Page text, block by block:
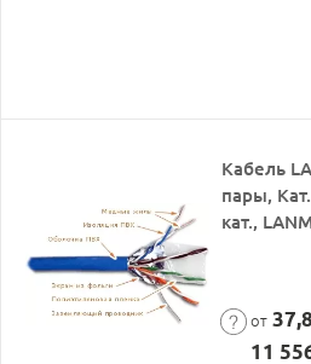
Кабель
пары,
кат.,
от
11